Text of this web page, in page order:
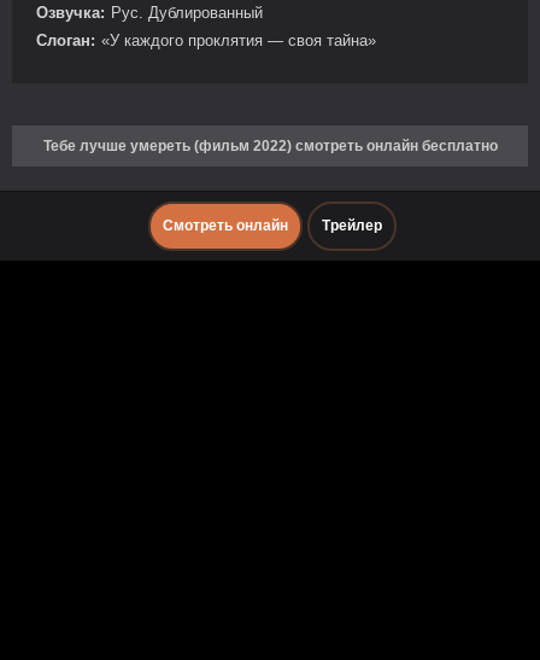
Озвучка: Рус. Дублированный
Слоган: «У каждого проклятия — своя тайна»
Тебе лучше умереть (фильм 2022) смотреть онлайн бесплатно
Смотреть онлайн Трейлер